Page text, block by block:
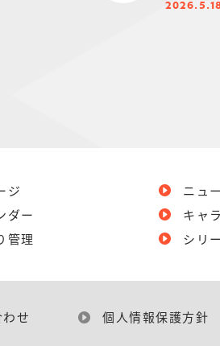
ジ
ダー
管理
ニュ
キャ
シリ
せ 個人情報保護方針